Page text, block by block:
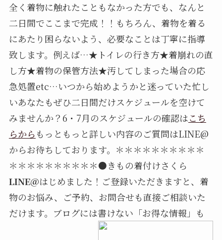
全く着物に触れたこともなかった方でも、なんと
二日間でここまで完成！！もちろん、着物を着る
にあたり困らないよう、必要なことは丁寧に指導
致します。例えば…★トイレの行き方★着崩れの直
し方★着物の保管方法★汚してしまった場合の応
急処置etc…いつから始めようかと迷っていた忙し
いあなたもぜひ二日間だけスケジュールを空けて
みませんか？6・7月のスケジュールの確認はこち
らからもっともっと詳しい内容のご質問はLINE@
からお待ちしております。＊＊＊＊＊＊＊＊＊＊
＊＊＊＊＊＊＊＊＊＊●きもの着付けさくら
LINE@はじめました！ご登録いただきますと、着
物のお悩み、ご予約、お問合せも直接ご相談いた
だけます。ブログには書けない「お得な情報」も